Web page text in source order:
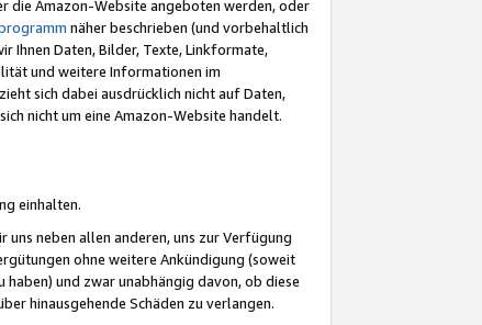
die Amazon-Website angeboten werden, oder
näher beschrieben (und vorbehaltlich
Ihnen Daten, Bilder, Texte, Linkformate,
und weitere Informationen im
sich dabei ausdrücklich nicht auf Daten,
nicht um eine Amazon-Website handelt.
einhalten.
neben allen anderen, uns zur Verfügung
ohne weitere Ankündigung (soweit
und zwar unabhängig davon, ob diese
hinausgehende Schäden zu verlangen.